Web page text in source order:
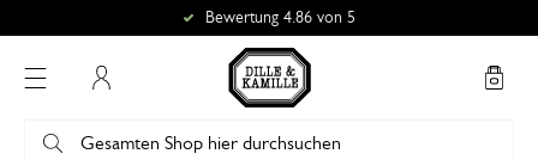
Bewertung 4.86 von 5